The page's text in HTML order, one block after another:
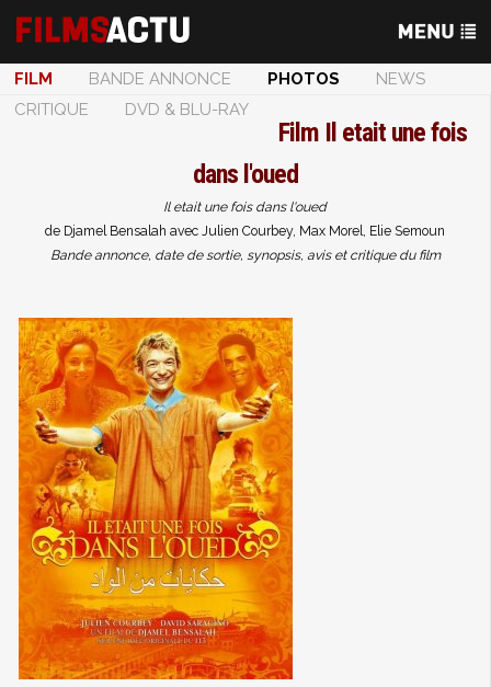
FILM BANDE ANNONCE PHOTOS
NEWS
CRITIQUE
DVD & BLU-RAY
Film Il etait une fois
dans l'oued
Il etait une fois dans l'oued
de Djamel Bensalah avec Julien Courbey, Max Morel, Elie Semoun
Bande annonce, date de sortie, synopsis, avis et critique du film